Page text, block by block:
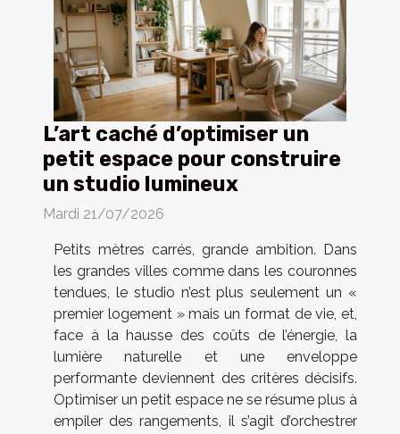
L’art caché d’optimiser un
petit espace pour construire
un studio lumineux
Mardi 21/07/2026
Petits mètres carrés, grande ambition. Dans
les grandes villes comme dans les couronnes
tendues, le studio n’est plus seulement un «
premier logement » mais un format de vie, et,
face à la hausse des coûts de l’énergie, la
lumière naturelle et une enveloppe
performante deviennent des critères décisifs.
Optimiser un petit espace ne se résume plus à
empiler des rangements, il s’agit d’orchestrer